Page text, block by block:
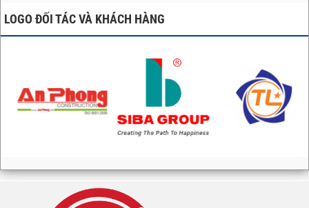
LOGO ĐỐI TÁC VÀ KHÁCH HÀNG